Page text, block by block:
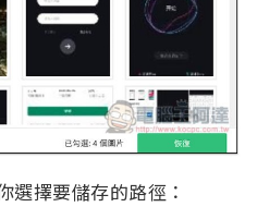
選擇要儲存的路徑：